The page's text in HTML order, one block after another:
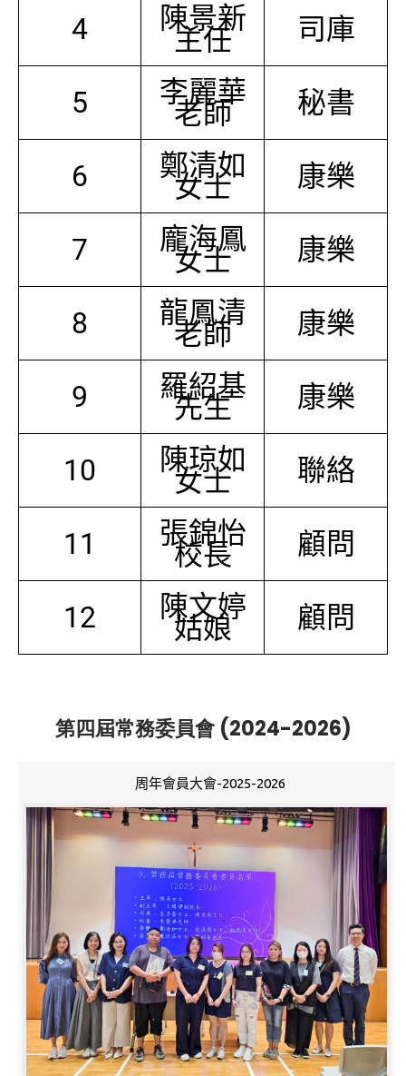
4 陳景新
主任 司庫
5 李麗華
老師 秘書
6 鄭清如
女士 康樂
7 龐海鳳
女士 康樂
8 龍鳳清
老師 康樂
9 羅紹基
先生 康樂
10 陳琼如
女士 聯絡
11 張錦怡
校長 顧問
12 陳文婷
姑娘 顧問
第四屆常務委員會 (2024-2026)
周年會員大會-2025-2026